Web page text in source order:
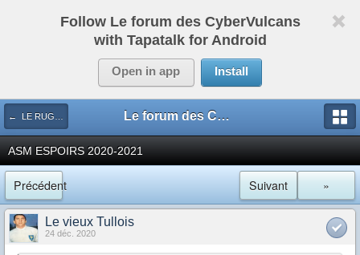
Follow Le forum des CyberVulcans
with Tapatalk for Android
Open in app Install
← LE RUGBY DE CHEZ NOUS Le forum des CyberVulcans
ASM ESPOIRS 2020-2021
Précédent »
Suivant
Le vieux Tullois
24 déc. 2020